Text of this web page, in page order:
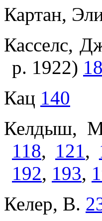
Картан,
Касселс,
р. 1922)
Кац 140
Келдыш,
118, 121,
192, 193,
Келер, В.